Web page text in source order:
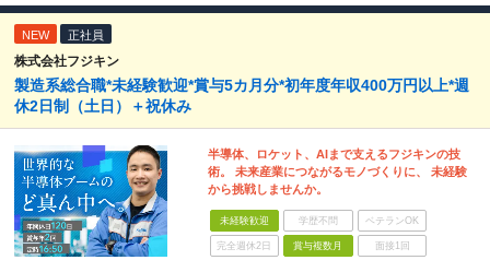
NEW 正社員
株式会社フジキン
製造系総合職*未経験歓迎*賞与5カ月分*初年度年収400万円以上*週
休2日制（土日）＋祝休み
半導体、ロケット、AIまで支えるフジキンの技
術。 未来産業につながるモノづくりに、 未経験
から挑戦しませんか。
未経験歓迎 学歴不問 ベテランOK
完全週休2日 賞与複数月 面接1回